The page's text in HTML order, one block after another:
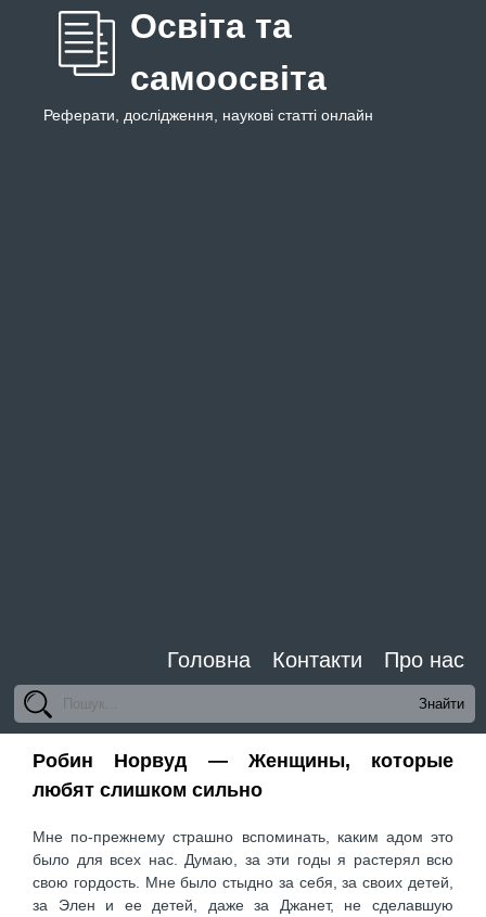
Освіта та
самоосвіта
Реферати, дослідження, наукові статті онлайн
Головна Контакти Про нас
Робин Норвуд — Женщины, которые
любят слишком сильно
Мне по-прежнему страшно вспоминать, каким адом это
было для всех нас. Думаю, за эти годы я растерял всю
свою гордость. Мне было стыдно за себя, за своих детей,
за Элен и ее детей, даже за Джанет, не сделавшую